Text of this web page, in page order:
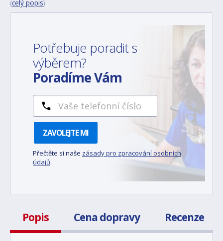
(celý popis)
Potřebuje poradit s
výběrem?
Poradíme Vám
ZAVOLEJTE MI
Přečtěte si naše zásady pro zpracování osobních
údajů.
Popis Cena dopravy Recenze